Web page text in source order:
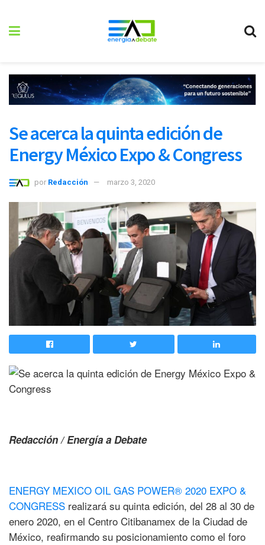
Se acerca la quinta edición de
Energy México Expo & Congress
por Redacción marzo 3, 2020
Redacción / Energía a Debate
ENERGY MEXICO OIL GAS POWER® 2020 EXPO &
CONGRESS realizará su quinta edición, del 28 al 30 de
enero 2020, en el Centro Citibanamex de la Ciudad de
México, reafirmando su posicionamiento como el foro